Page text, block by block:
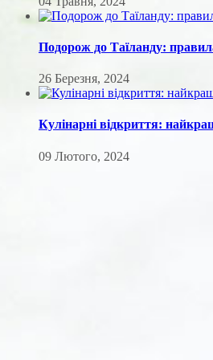
Подорож до Таїланду:
26 Березня, 2024
Кулінарні відкриття:
09 Лютого, 2024